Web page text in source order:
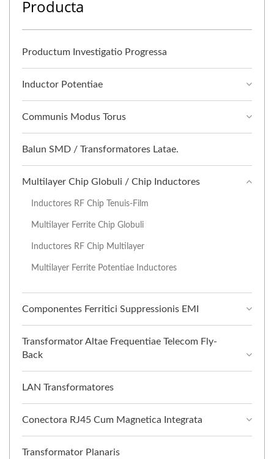
Producta
Productum Investigatio Progressa
Inductor Potentiae
Communis Modus Torus
Balun SMD / Transformatores Latae.
Multilayer Chip Globuli / Chip Inductores
Inductores RF Chip Tenuis-Film
Multilayer Ferrite Chip Globuli
Inductores RF Chip Multilayer
Multilayer Ferrite Potentiae Inductores
Componentes Ferritici Suppressionis EMI
Transformator Altae Frequentiae Telecom Fly-
Back
LAN Transformatores
Conectora RJ45 Cum Magnetica Integrata
Transformator Planaris